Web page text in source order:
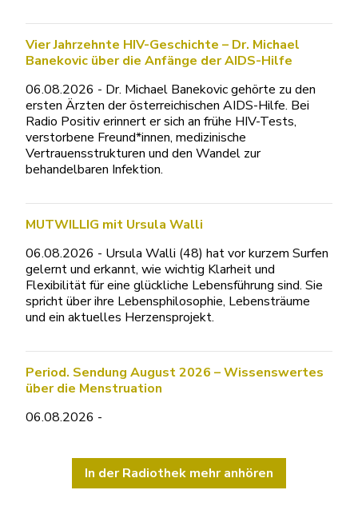
Vier Jahrzehnte HIV-Geschichte – Dr. Michael
Banekovic über die Anfänge der AIDS-Hilfe
06.08.2026 - Dr. Michael Banekovic gehörte zu den
ersten Ärzten der österreichischen AIDS-Hilfe. Bei
Radio Positiv erinnert er sich an frühe HIV-Tests,
verstorbene Freund*innen, medizinische
Vertrauensstrukturen und den Wandel zur
behandelbaren Infektion.
MUTWILLIG mit Ursula Walli
06.08.2026 - Ursula Walli (48) hat vor kurzem Surfen
gelernt und erkannt, wie wichtig Klarheit und
Flexibilität für eine glückliche Lebensführung sind. Sie
spricht über ihre Lebensphilosophie, Lebensträume
und ein aktuelles Herzensprojekt.
Period. Sendung August 2026 – Wissenswertes
über die Menstruation
06.08.2026 -
In der Radiothek mehr anhören